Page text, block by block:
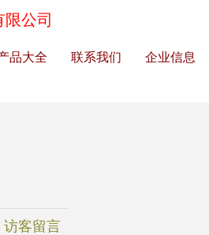
公司
品大全 联系我们 企业信息
访客留言